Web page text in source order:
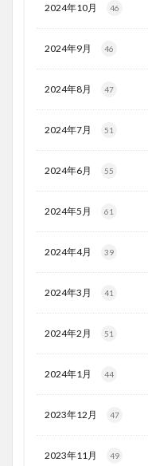
2024年10月 46
2024年9月 46
2024年8月 47
2024年7月 51
2024年6月 55
2024年5月 61
2024年4月 39
2024年3月 41
2024年2月 51
2024年1月 44
2023年12月 47
2023年11月 49